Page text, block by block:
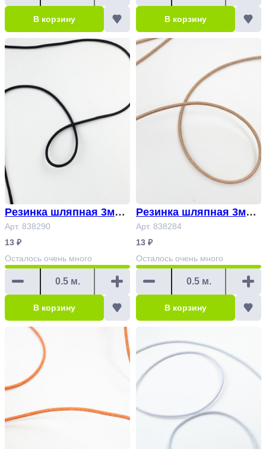
В корзину В корзину
Резинка шляпная 3мм
черный Арт.838290
Арт. 838290
13 ₽
Осталось очень много
В корзину
Резинка шляпная 3мм
с люрексом светло-кор
ичневый, розовый Арт.
838284
Арт. 838284
13 ₽
Осталось очень много
В корзину